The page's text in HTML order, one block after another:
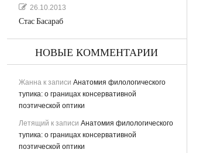
26.10.2013
Стас Басараб
НОВЫЕ КОММЕНТАРИИ
Жаннак записи Анатомия филологического
тупика: о границах консервативной
поэтической оптики
Летящий к записи Анатомия филологического
тупика: о границах консервативной
поэтической оптики